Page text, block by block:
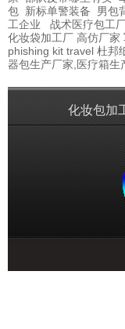
包 新标单警装备 男包
工企业
战术医疗包工
化妆袋加工厂 高仿厂家
phishing kit travel 杜邦
器包生产厂家,医疗箱生
化妆包加